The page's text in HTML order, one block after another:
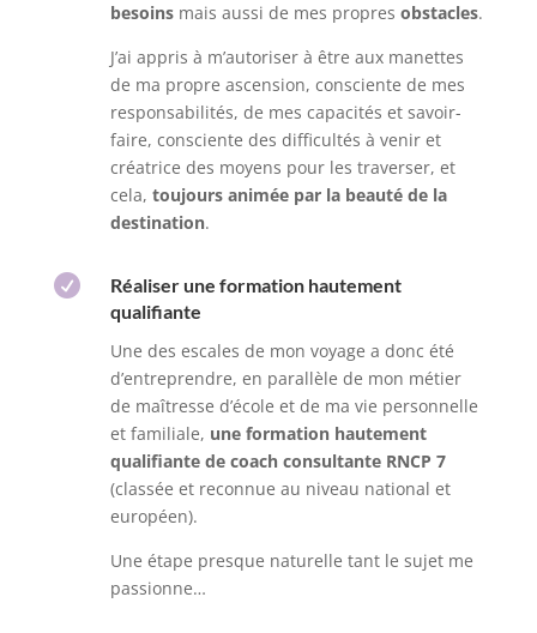
besoinsmais aussi de mes propres obstacles.
J’ai appris à m’autoriser à être aux manettes
de ma propre ascension, consciente de mes
responsabilités, de mes capacités et savoir-
faire, consciente des difficultés à venir et
créatrice des moyens pour les traverser, et
cela, toujours animée par la beauté de la
destination.

Réaliser une formation hautement
qualifiante
Une des escales de mon voyage a donc été
d’entreprendre, en parallèle de mon métier
de maîtresse d’école et de ma vie personnelle
et familiale, une formation hautement
qualifiante de coach consultante RNCP 7
(classée et reconnue au niveau national et
européen).
Une étape presque naturelle tant le sujet me
passionne…